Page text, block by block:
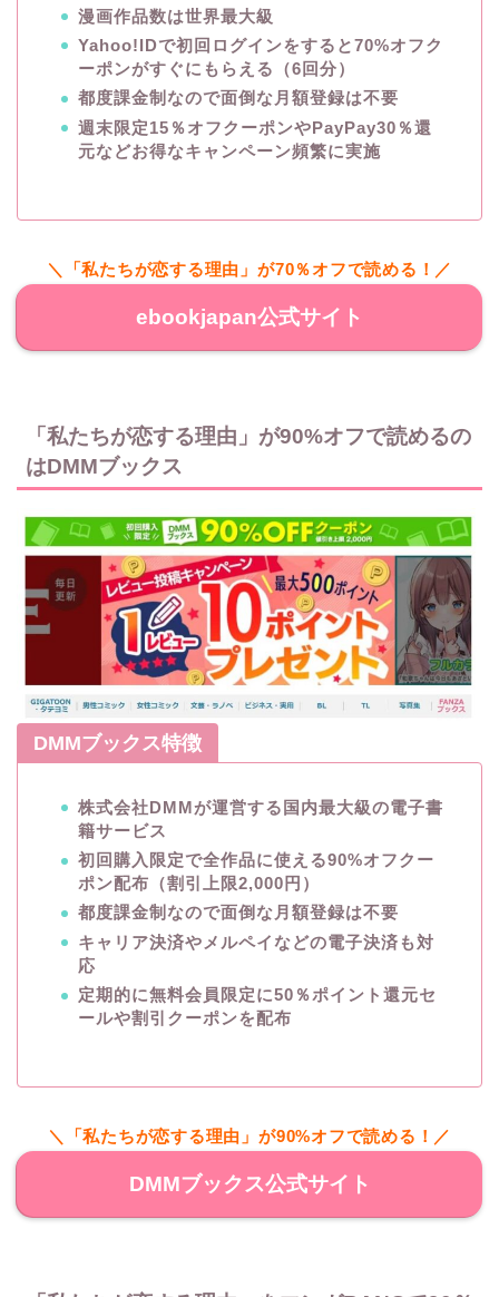
漫画作品数は世界最大級
Yahoo!IDで初回ログインをすると70%オフク
ーポンがすぐにもらえる（6回分）
都度課金制なので面倒な月額登録は不要
週末限定15％オフクーポンやPayPay30％還
元などお得なキャンペーン頻繁に実施
＼「私たちが恋する理由」が70％オフで読める！／
ebookjapan公式サイト
「私たちが恋する理由」が90%オフで読めるの
はDMMブックス
DMMブックス特徴
株式会社DMMが運営する国内最大級の電子書
籍サービス
初回購入限定で全作品に使える90%オフクー
ポン配布（割引上限2,000円）
都度課金制なので面倒な月額登録は不要
キャリア決済やメルペイなどの電子決済も対
応
定期的に無料会員限定に50％ポイント還元セ
ールや割引クーポンを配布
＼「私たちが恋する理由」が90%オフで読める！／
DMMブックス公式サイト